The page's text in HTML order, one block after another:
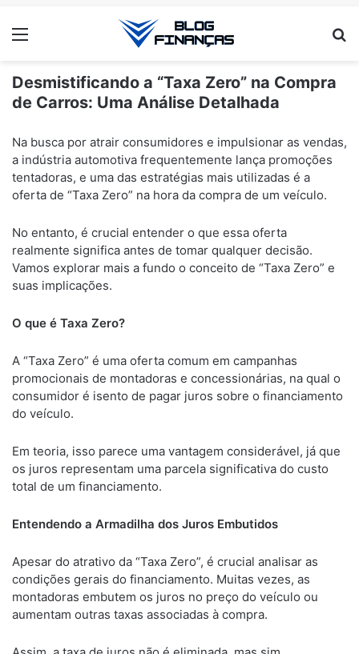
Menu
Desmistificando a “Taxa Zero” na Compra
de Carros: Uma Análise Detalhada
Na busca por atrair consumidores e impulsionar as vendas,
a indústria automotiva frequentemente lança promoções
tentadoras, e uma das estratégias mais utilizadas é a
oferta de “Taxa Zero” na hora da compra de um veículo.
No entanto, é crucial entender o que essa oferta
realmente significa antes de tomar qualquer decisão.
Vamos explorar mais a fundo o conceito de “Taxa Zero” e
suas implicações.
O que é Taxa Zero?
A “Taxa Zero” é uma oferta comum em campanhas
promocionais de montadoras e concessionárias, na qual o
consumidor é isento de pagar juros sobre o financiamento
do veículo.
Em teoria, isso parece uma vantagem considerável, já que
os juros representam uma parcela significativa do custo
total de um financiamento.
Entendendo a Armadilha dos Juros Embutidos
Apesar do atrativo da “Taxa Zero”, é crucial analisar as
condições gerais do financiamento. Muitas vezes, as
montadoras embutem os juros no preço do veículo ou
aumentam outras taxas associadas à compra.